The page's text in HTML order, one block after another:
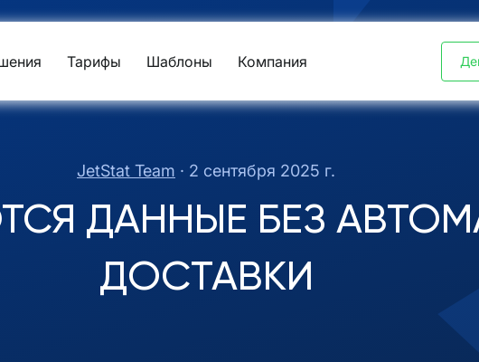
Тарифы Шаблоны Компания
JetStat Team · 2 сентября 2025 г.
ДАННЫЕ БЕЗ
ДОСТАВКИ